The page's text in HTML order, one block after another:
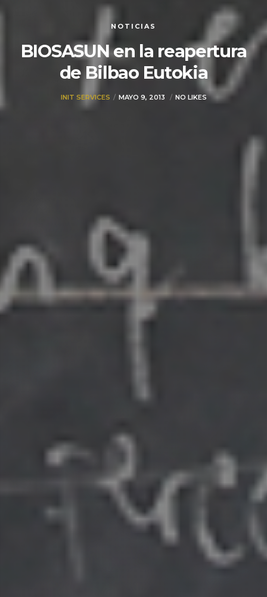
NOTICIAS
BIOSASUN en la reapertura
de Bilbao Eutokia
INIT SERVICES MAYO 9, 2013 NO LIKES